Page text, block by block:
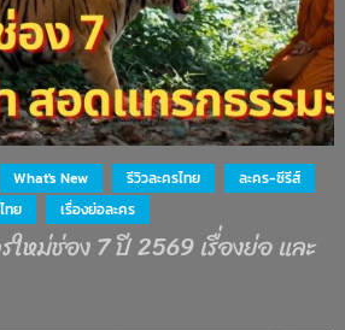
What's New รีวิวละครไทย
ละคร-ซีรีส์
ทย เรื่องย่อละคร
ใหม่ช่อง 7 ปี 2569 เรื่องย่อ และ